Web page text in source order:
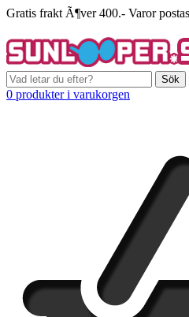
Gratis frakt Ã¶ver 400.- Varor
Sök
0 produkter i varukorgen